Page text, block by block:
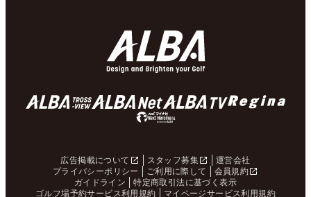
広告掲載について スタッフ募集
運営会社
プライバシーポリシー
ご利用に際して
会員規約
ガイドライン
特定商取引法に基づく表示
ゴルフ場予約サービス利用規約
マイページサービス利用規約